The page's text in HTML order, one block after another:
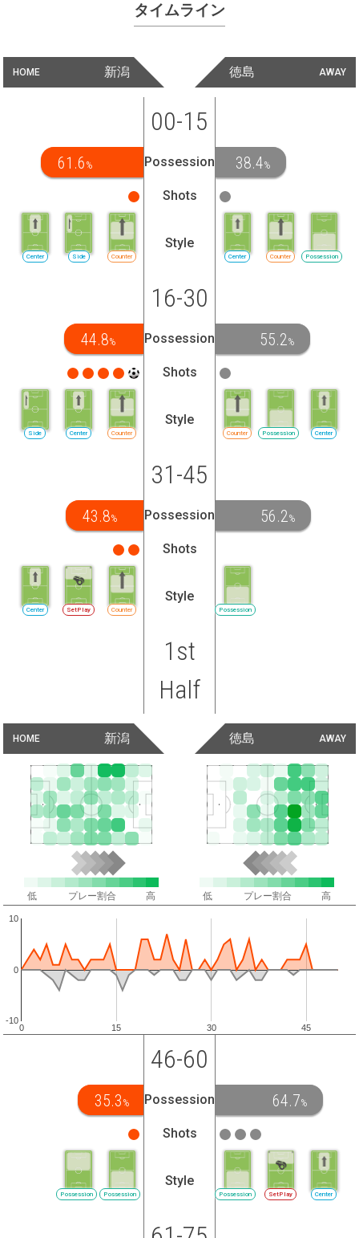
タイムライン
HOME 新潟 AWAY
徳島
00-15
61.6 % Possession 38.4%
Shots
Counter
Side
Center
Style
Center Counter Possession
16-30
44.8% Possession 55.2%
Shots
Counter
Center
Side
Style
Counter Possession Center
31-45
43.8% Possession 56.2%
Shots
Counter
SetPlay
Center
Style
Possession
1st
Half
HOME 新潟 AWAY
徳島
低 プレー割合 高 低 プレー割合 高
0 15 30 45
-10
0
10
46-60
35.3 % Possession 64.7%
Shots
Possession
Possession
Style
Possession SetPlay Center